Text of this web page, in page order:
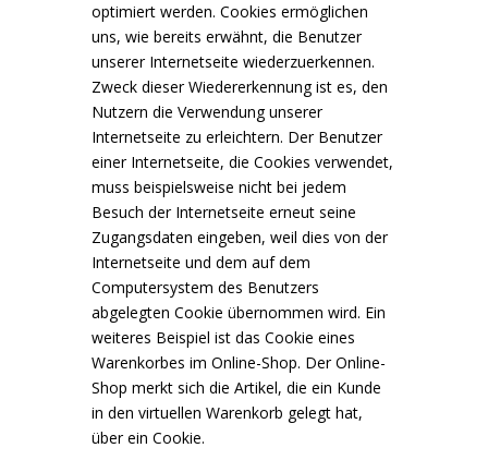
optimiert werden. Cookies ermöglichen
uns, wie bereits erwähnt, die Benutzer
unserer Internetseite wiederzuerkennen.
Zweck dieser Wiedererkennung ist es, den
Nutzern die Verwendung unserer
Internetseite zu erleichtern. Der Benutzer
einer Internetseite, die Cookies verwendet,
muss beispielsweise nicht bei jedem
Besuch der Internetseite erneut seine
Zugangsdaten eingeben, weil dies von der
Internetseite und dem auf dem
Computersystem des Benutzers
abgelegten Cookie übernommen wird. Ein
weiteres Beispiel ist das Cookie eines
Warenkorbes im Online-Shop. Der Online-
Shop merkt sich die Artikel, die ein Kunde
in den virtuellen Warenkorb gelegt hat,
über ein Cookie.